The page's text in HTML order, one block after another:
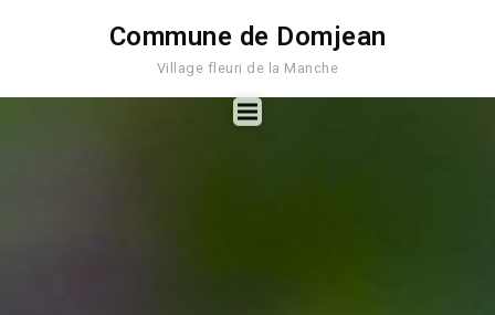
Commune de Domjean
Village fleuri de la Manche